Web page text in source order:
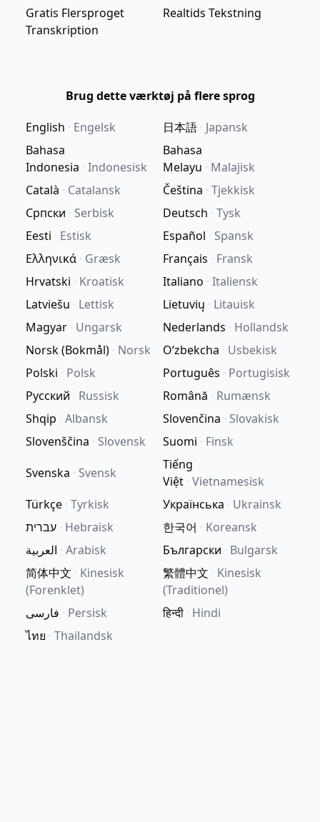
Gratis Flersproget
Transkription
Realtids Tekstning
Brug dette værktøj på flere sprog
English · Engelsk 日本語 · Japansk
Bahasa
Indonesia · Indonesisk
Bahasa
Melayu · Malajisk
Català · Catalansk Čeština · Tjekkisk
Српски · Serbisk Deutsch · Tysk
Eesti · Estisk Español · Spansk
Ελληνικά · Græsk Français · Fransk
Hrvatski · Kroatisk Italiano · Italiensk
Latviešu · Lettisk Lietuvių · Litauisk
Magyar · Ungarsk Nederlands · Hollandsk
Norsk (Bokmål) · Norsk Oʻzbekcha · Usbekisk
Polski · Polsk Português · Portugisisk
Русский · Russisk Română · Rumænsk
Shqip · Albansk Slovenčina · Slovakisk
Slovenščina · Slovensk Suomi · Finsk
Svenska · Svensk
Tiếng
Việt · Vietnamesisk
Türkçe · Tyrkisk Українська · Ukrainsk
עברית · Hebraisk 한국어 · Koreansk
العربية · Arabisk Български · Bulgarsk
简体中文 · Kinesisk
(Forenklet)
繁體中文 · Kinesisk
(Traditionel)
فارسی · Persisk हिन्दी · Hindi
ไทย · Thailandsk